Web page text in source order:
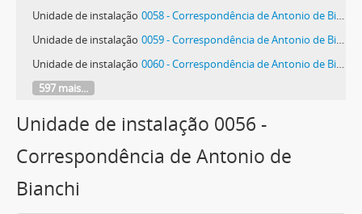
Unidade de instalação 0058 - Correspondência de Antonio de Bianchi
Unidade de instalação 0059 - Correspondência de Antonio de Bianchi
Unidade de instalação 0060 - Correspondência de Antonio de Bianchi
597 mais...
Unidade de instalação 0056 -
Correspondência de Antonio de
Bianchi